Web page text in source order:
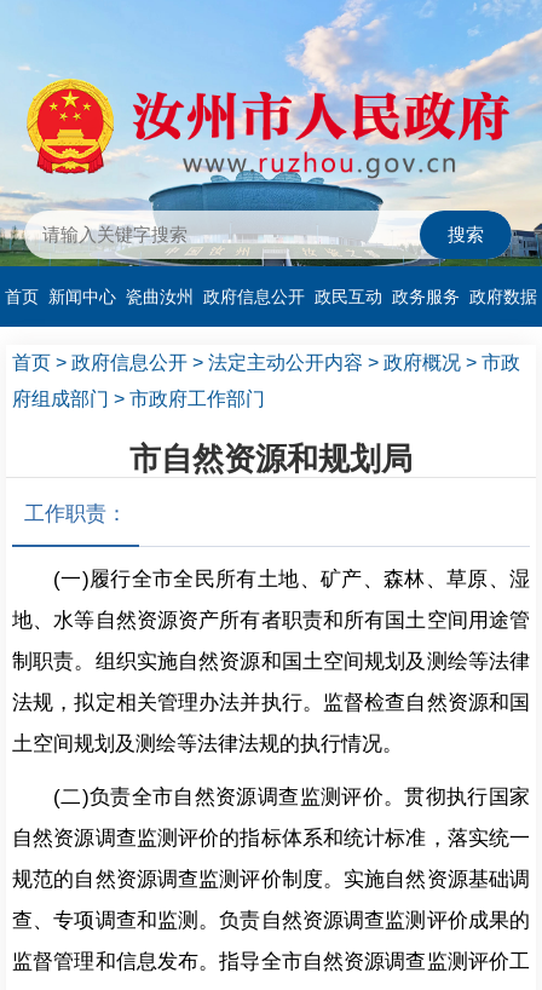
首页 新闻中心 瓷曲汝州 政府信息公开 政民互动 政务服务 政府数据
首页 > 政府信息公开 > 法定主动公开内容 > 政府概况 > 市政
府组成部门 > 市政府工作部门
市自然资源和规划局
工作职责：
(一)履行全市全民所有土地、矿产、森林、草原、湿
地、水等自然资源资产所有者职责和所有国土空间用途管
制职责。组织实施自然资源和国土空间规划及测绘等法律
法规，拟定相关管理办法并执行。监督检查自然资源和国
土空间规划及测绘等法律法规的执行情况。
(二)负责全市自然资源调查监测评价。贯彻执行国家
自然资源调查监测评价的指标体系和统计标准，落实统一
规范的自然资源调查监测评价制度。实施自然资源基础调
查、专项调查和监测。负责自然资源调查监测评价成果的
监督管理和信息发布。指导全市自然资源调查监测评价工